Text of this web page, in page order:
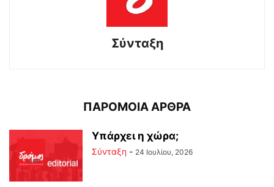
Σύνταξη
ΠΑΡΟΜΟΙΑ ΑΡΘΡΑ
Υπάρχει η χώρα;
Σύνταξη - 24 Ιουλίου, 2026